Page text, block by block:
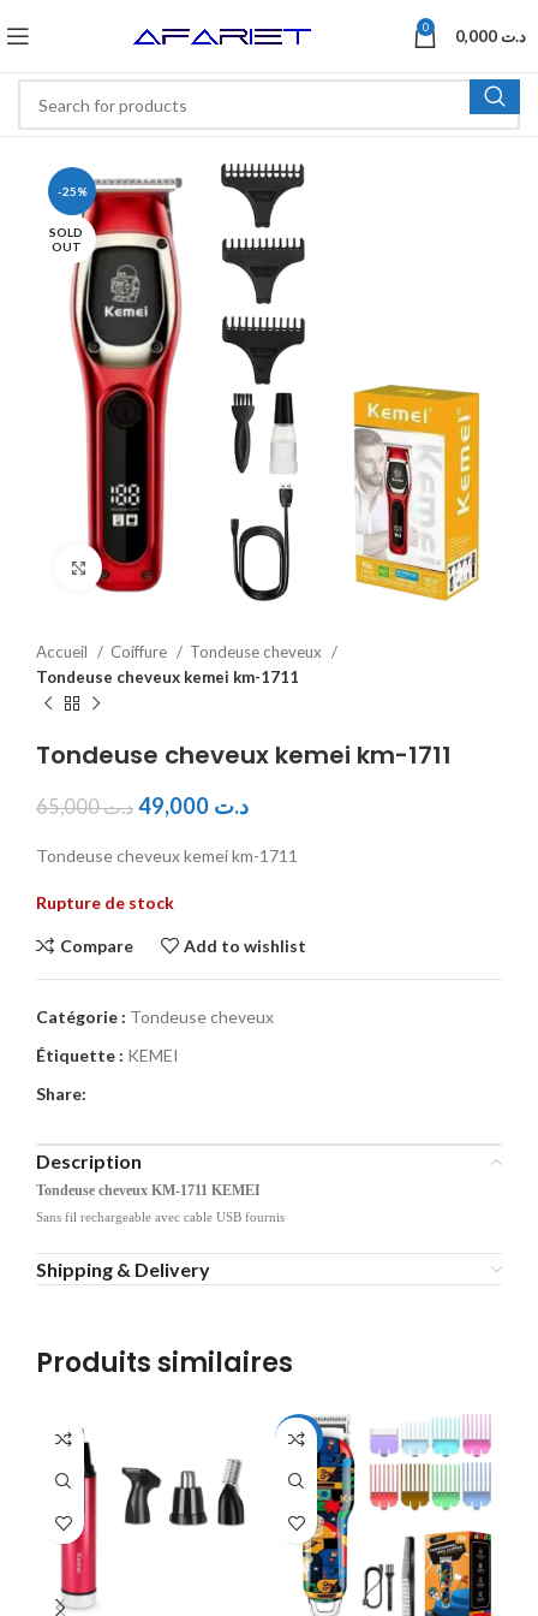
0 د.ت
-25%
SOLD
OUT
Click to enlarge
Accueil Coiffure
Tondeuse cheveux
Tondeuse cheveux kemei km-1711
Tondeuse cheveux kemei km-1711
د.ت65,000 د.ت
Tondeuse cheveux kemei km-1711
Rupture de stock
Compare Add to wishlist
Catégorie : Tondeuse cheveux
Étiquette : KEMEI
Share:
Description
Tondeuse cheveux KM-1711 KEMEI
Sans fil rechargeable avec cable USB fournis
Shipping & Delivery
Produits similaires
-32%